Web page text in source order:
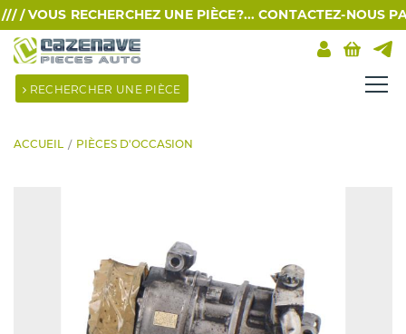
/ VOUS RECHERCHEZ UNE PIÈCE?... CONTACTEZ-NOUS
RECHERCHER UNE PIÈCE
ACCUEIL PIÈCES D'OCCASION